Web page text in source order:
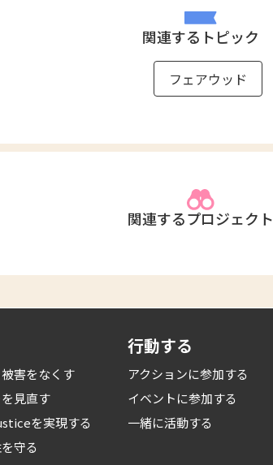
関連するトピック
フェアウッド
関連するプロジェクト
害をなくす
見直す
を実現する
守る
行動する
アクションに参加する
イベントに参加する
一緒に活動する